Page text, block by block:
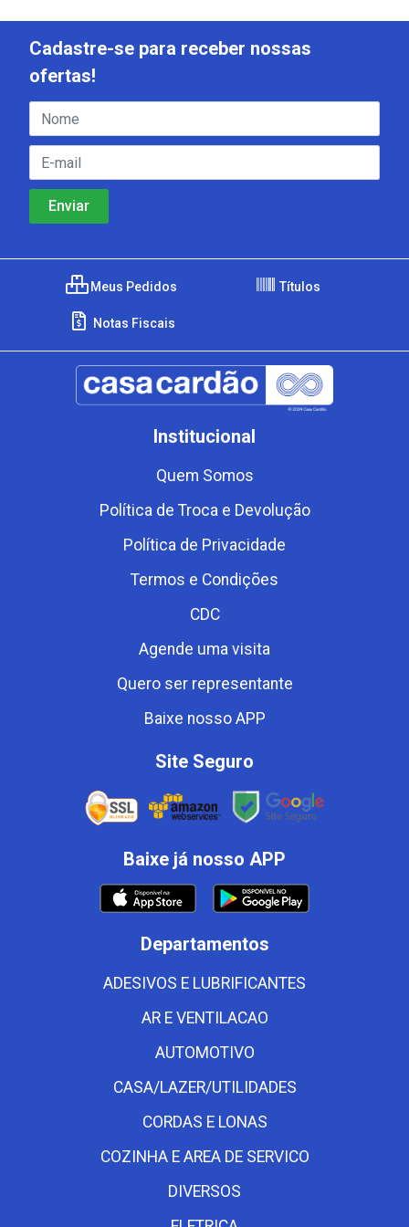
Cadastre-se para receber nossas
ofertas!
Meus Pedidos Títulos
Notas Fiscais
Institucional
Quem Somos
Política de Troca e Devolução
Política de Privacidade
Termos e Condições
CDC
Agende uma visita
Quero ser representante
Baixe nosso APP
Site Seguro
Baixe já nosso APP
Departamentos
ADESIVOS E LUBRIFICANTES
AR E VENTILACAO
AUTOMOTIVO
CASA/LAZER/UTILIDADES
CORDAS E LONAS
COZINHA E AREA DE SERVICO
DIVERSOS